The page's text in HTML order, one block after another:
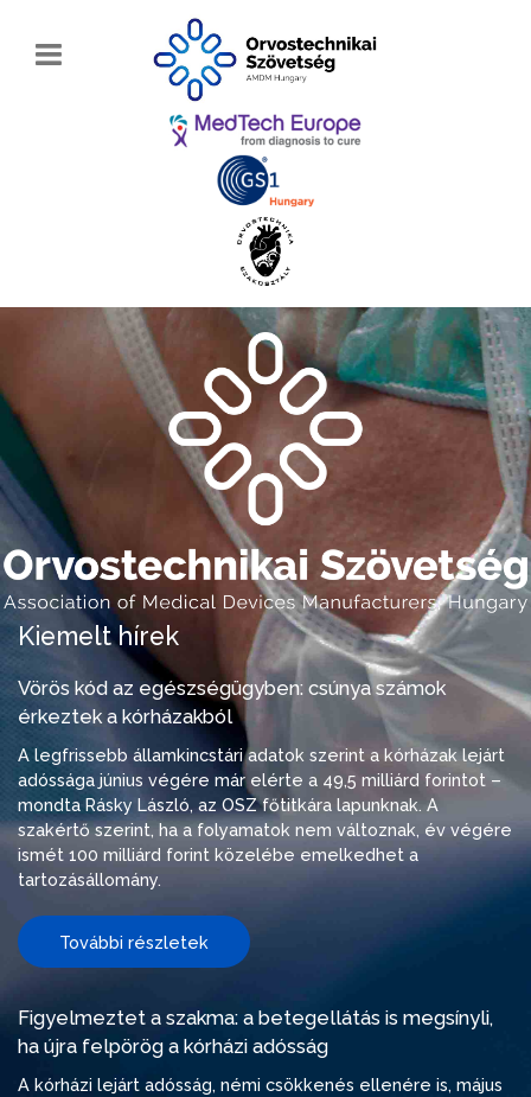
Kiemelt hírek
Vörös kód az egészségügyben: csúnya számok
érkeztek a kórházakból
A legfrissebb államkincstári adatok szerint a kórházak lejárt
adóssága június végére már elérte a 49,5 milliárd forintot –
mondta Rásky László, az OSZ főtitkára lapunknak. A
szakértő szerint, ha a folyamatok nem változnak, év végére
ismét 100 milliárd forint közelébe emelkedhet a
tartozásállomány.
További részletek
Figyelmeztet a szakma: a betegellátás is megsínyli,
ha újra felpörög a kórházi adósság
A kórházi lejárt adósság, némi csökkenés ellenére is, május